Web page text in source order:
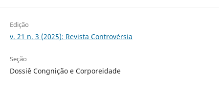
Edição
v. 21 n. 3 (2025): Revista Controvérsia
Seção
Dossiê Congnição e Corporeidade